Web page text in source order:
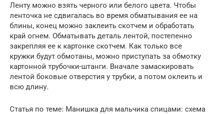
Ленту можно взять черного или белого цвета. Чтобы
ленточка не сдвигалась во время обматывания ее на
блины, конец можно заклеить скотчем и обработать
край огнем. Обматывать деталь лентой, постепенно
закрепляя ее к картонке скотчем. Как только все
кружки будут обмотаны, можно приступать за обмотку
картонной трубочки-штанги. Вначале замаскировать
лентой боковые отверстия у трубки, а потом оклеить и
всю длину.
Статья по теме: Манишка для мальчика спицами: схема